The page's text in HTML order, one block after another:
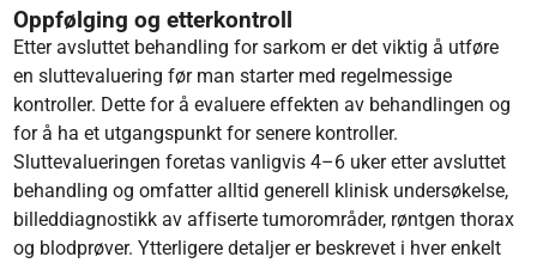
Oppfølging og etterkontroll
Etter avsluttet behandling for sarkom er det viktig å utføre
en sluttevaluering før man starter med regelmessige
kontroller. Dette for å evaluere effekten av behandlingen og
for å ha et utgangspunkt for senere kontroller.
Sluttevalueringen foretas vanligvis 4–6 uker etter avsluttet
behandling og omfatter alltid generell klinisk undersøkelse,
billeddiagnostikk av affiserte tumorområder, røntgen thorax
og blodprøver. Ytterligere detaljer er beskrevet i hver enkelt